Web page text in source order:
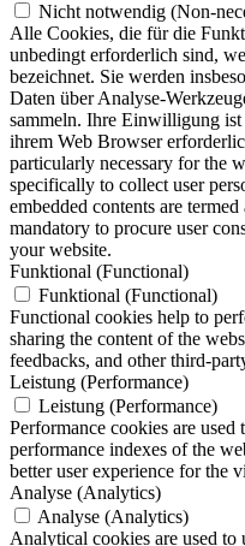
Nicht notwendig (Non-
Alle Cookies, die für die
unbedingt erforderlich sind,
bezeichnet. Sie werden
Daten über Analyse-
sammeln. Ihre Einwilligung ist
ihrem Web Browser
particularly necessary for the
specifically to collect user
embedded contents are
mandatory to procure user
your website.
Funktional (Functional)
Funktional (Functional)
Functional cookies help to
sharing the content of the
feedbacks, and other third-
Leistung (Performance)
Leistung (Performance)
Performance cookies are
performance indexes of the
better user experience for the
Analyse (Analytics)
Analyse (Analytics)
Analytical cookies are used